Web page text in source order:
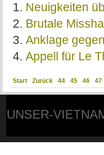
Neuigkeiten
Brutale
Anklage
Appell für Le
Start Zurück 44 45 46 47
UNSER-